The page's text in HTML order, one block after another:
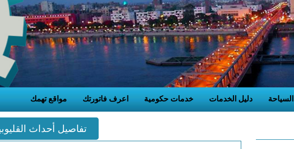
السياحة دليل الخدمات خدمات حكومية اعرف فاتورتك مواقع تهمك
تفاصيل أحداث